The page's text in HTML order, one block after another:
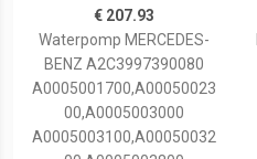
€ 207.93
Waterpomp MERCEDES-
BENZ A2C3997390080
A0005001700,A00050023
00,A0005003000
A0005003100,A00050032